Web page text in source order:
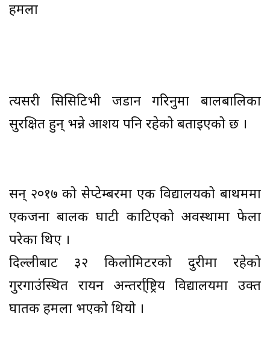
हमला
त्यसरी सिसिटिभी जडान गरिनुमा बालबालिका
सुरक्षित हुन् भन्ने आशय पनि रहेको बताइएको छ ।
सन् २०१७ को सेप्टेम्बरमा एक विद्यालयको बाथरूममा
एकजना बालक घाटी काटिएको अवस्थामा फेला
परेका थिए ।
दिल्लीबाट ३२ किलोमिटरको दुरीमा रहेको
गुरगाउंस्थित रायन अन्तर्रा्ष्ट्रिय विद्यालयमा उक्त
घातक हमला भएको थियो ।